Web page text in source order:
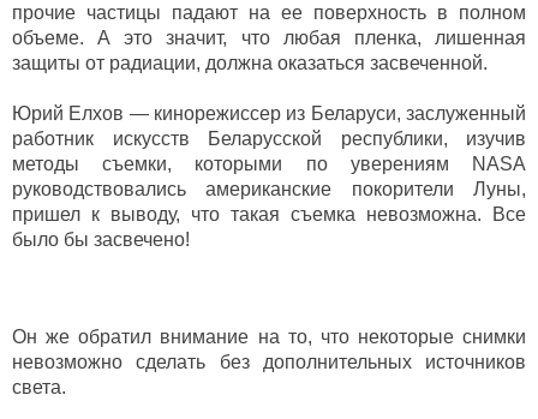
прочие частицы падают на ее поверхность в полном
объеме. А это значит, что любая пленка, лишенная
защиты от радиации, должна оказаться засвеченной.
Юрий Елхов — кинорежиссер из Беларуси, заслуженный
работник искусств Беларусской республики, изучив
методы съемки, которыми по уверениям NASA
руководствовались американские покорители Луны,
пришел к выводу, что такая съемка невозможна. Все
было бы засвечено!
Он же обратил внимание на то, что некоторые снимки
невозможно сделать без дополнительных источников
света.